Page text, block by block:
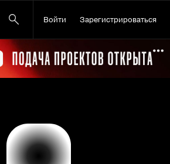
Войти Зарегистрироваться